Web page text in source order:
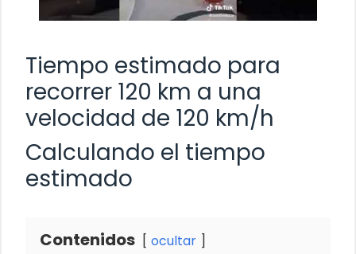
Tiempo estimado para
recorrer 120 km a una
velocidad de 120 km/h
Calculando el tiempo
estimado
Contenidos ocultar